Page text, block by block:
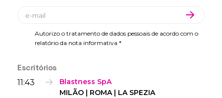
Autorizo o tratamento de dados pessoais de acordo com o
relatório da nota informativa *
Escritórios
11:43
Blastness SpA
MILÃO | ROMA | LA SPEZIA